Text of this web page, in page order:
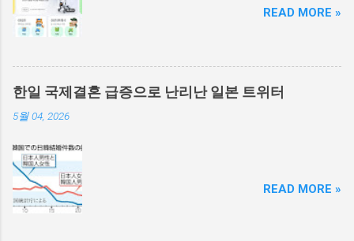
READ MORE »
한일 국제결혼 급증으로 난리난 일본 트위터
5월 04, 2026
READ MORE »